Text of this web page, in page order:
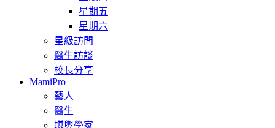
星期五
星期六
星級訪問
醫生訪談
校長分享
MamiPro
藝人
醫生
堪輿學家